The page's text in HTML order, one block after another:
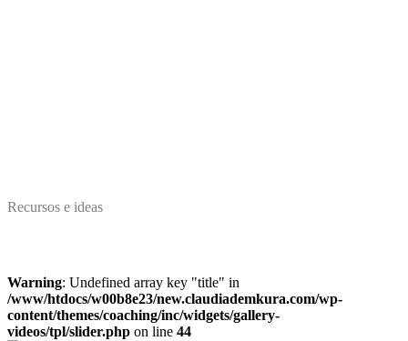
Recursos e ideas
Warning: Undefined array key "title" in
/www/htdocs/w00b8e23/new.claudiademkura.com/wp-
content/themes/coaching/inc/widgets/gallery-
videos/tpl/slider.php on line 44